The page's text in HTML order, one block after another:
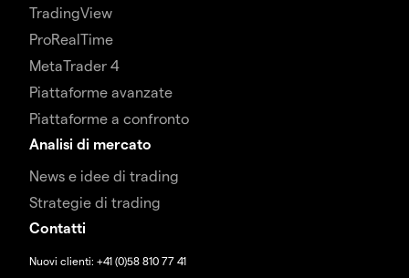
TradingView
ProRealTime
MetaTrader 4
Piattaforme avanzate
Piattaforme a confronto
Analisi di mercato
News e idee di trading
Strategie di trading
Contatti
Nuovi clienti: +41 (0)58 810 77 41